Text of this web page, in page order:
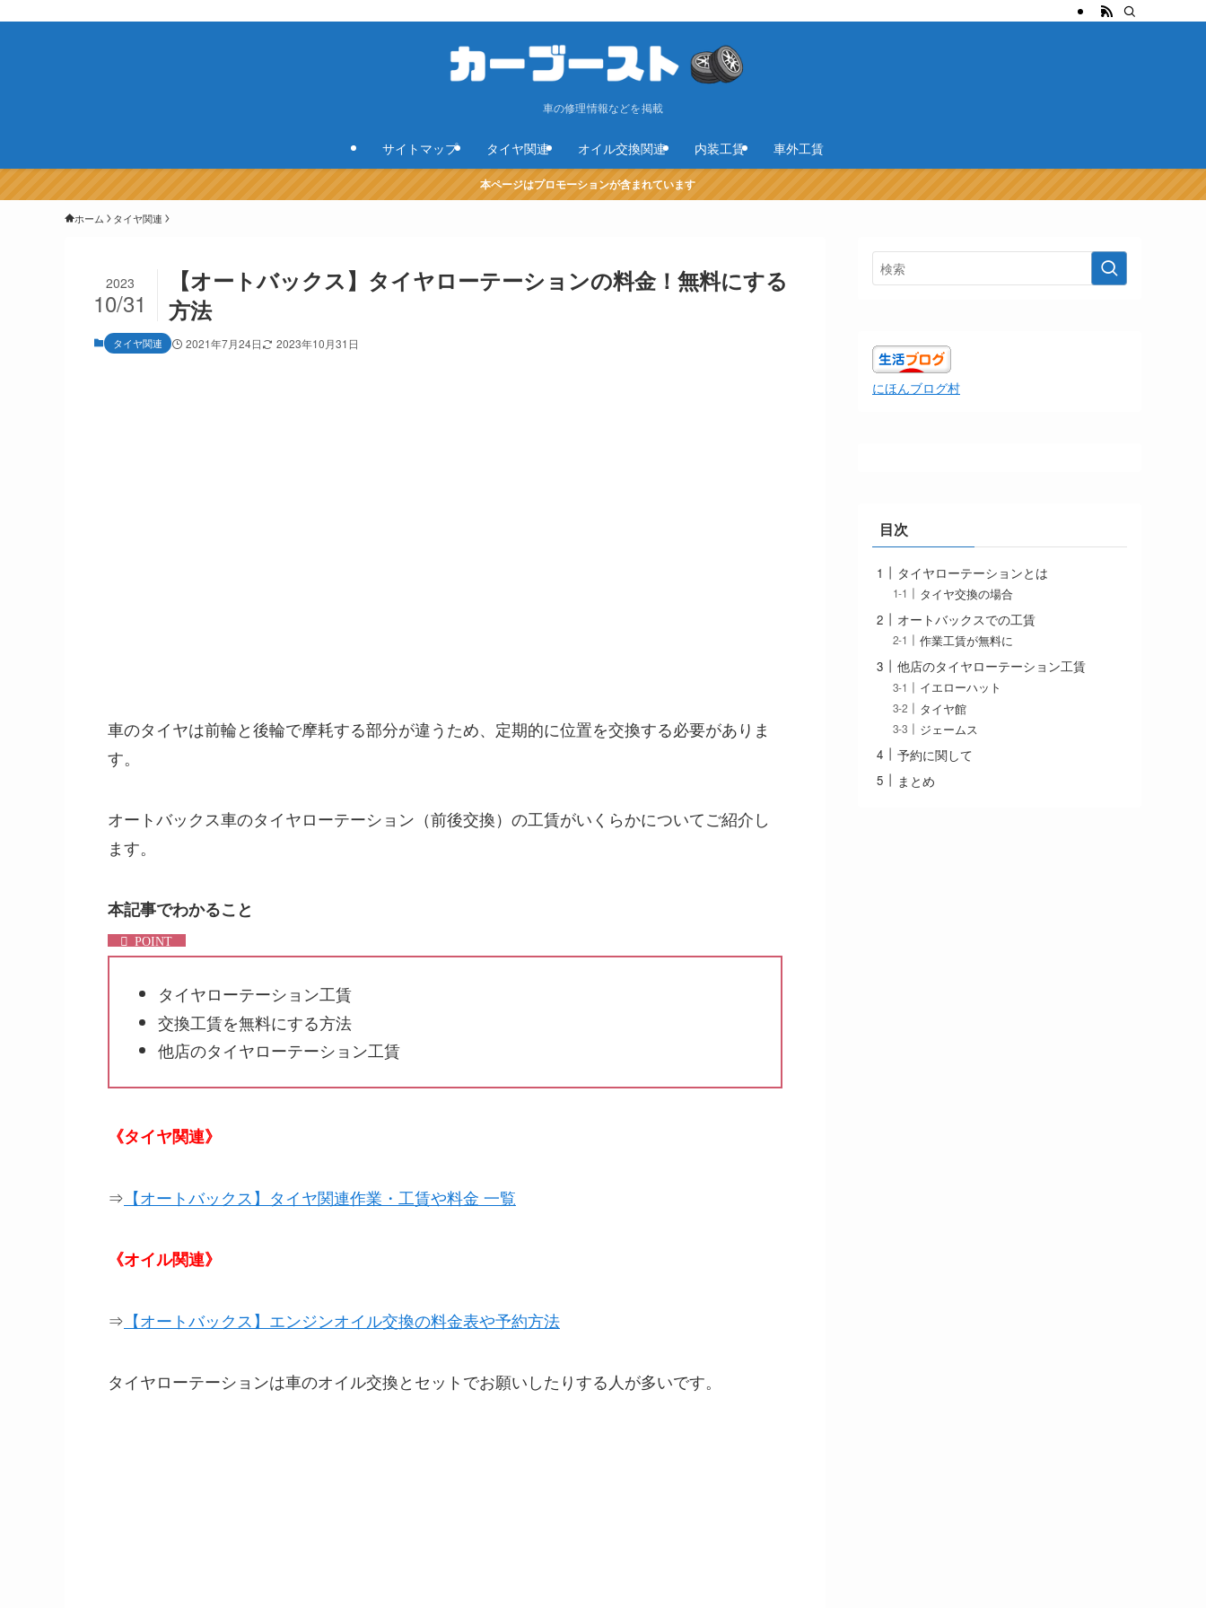
車の修理情報などを掲載
サイトマップ タイヤ関連 オイル交換関連 内装工賃 車外工賃
本ページはプロモーションが含まれています
ホーム タイヤ関連
【オートバックス】タイヤローテーションの料金！無料にする
方法
2023
10/31
タイヤ関連 2021年7月24日 2023年10月31日
車のタイヤは前輪と後輪で摩耗する部分が違うため、定期的に位置を交換する必要がありま
す。
オートバックス車のタイヤローテーション（前後交換）の工賃がいくらかについてご紹介し
ます。
本記事でわかること
タイヤローテーション工賃
交換工賃を無料にする方法
他店のタイヤローテーション工賃
《タイヤ関連》
⇒ 【オートバックス】タイヤ関連作業・工賃や料金 一覧
《オイル関連》
⇒ 【オートバックス】エンジンオイル交換の料金表や予約方法
タイヤローテーションは車のオイル交換とセットでお願いしたりする人が多いです。
にほんブログ村
目次
タイヤローテーションとは
タイヤ交換の場合
オートバックスでの工賃
作業工賃が無料に
他店のタイヤローテーション工賃
イエローハット
タイヤ館
ジェームス
予約に関して
まとめ